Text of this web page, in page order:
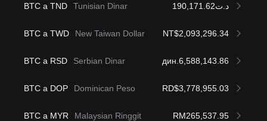
BTC a TND Tunisian Dinar د.ت190,171.62
BTC a TWD New Taiwan Dollar NT$2,093,296.34
BTC a RSD Serbian Dinar дин.6,588,143.86
BTC a DOP Dominican Peso RD$3,778,955.03
BTC a MYR Malaysian Ringgit RM265,537.95